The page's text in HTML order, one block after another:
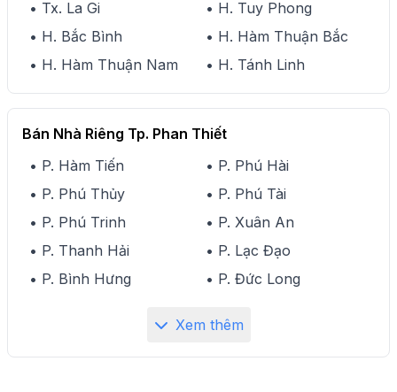
• Tx. La Gi
• H. Tuy Phong
• H. Bắc Bình
• H. Hàm Thuận Bắc
• H. Hàm Thuận Nam
• H. Tánh Linh
Bán Nhà Riêng Tp. Phan Thiết
• P. Hàm Tiến
• P. Phú Hài
• P. Phú Thủy
• P. Phú Tài
• P. Phú Trinh
• P. Xuân An
• P. Thanh Hải
• P. Lạc Đạo
• P. Bình Hưng
• P. Đức Long
Xem thêm